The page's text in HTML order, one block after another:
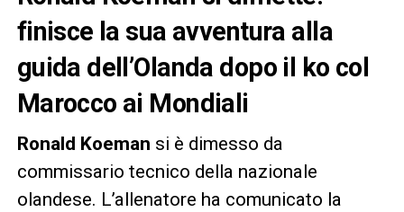
finisce la sua avventura alla
guida dell’Olanda dopo il ko col
Marocco ai Mondiali
Ronald Koeman si è dimesso da
commissario tecnico della nazionale
olandese. L’allenatore ha comunicato la